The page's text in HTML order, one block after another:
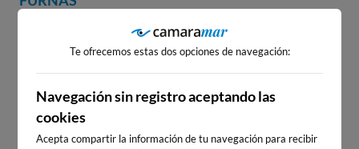
PREVISIÓN METEOROLOGÍA
Te ofrecemos estas dos opciones de navegación:
Navegación sin registro aceptando las
cookies
Acepta compartir la información de tu navegación para recibir